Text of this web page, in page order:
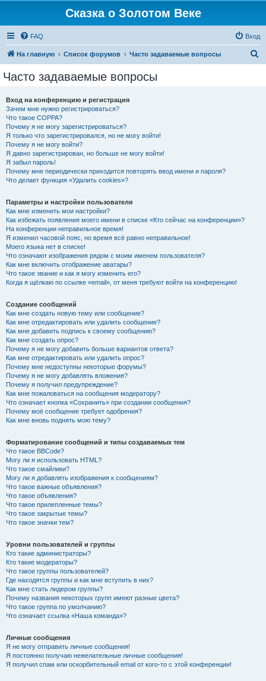
Сказка о Золотом Веке
FAQ Вход
На главную Список форумов Часто задаваемые вопросы
Часто задаваемые вопросы
Вход на конференцию и регистрация
Зачем мне нужно регистрироваться?
Что такое COPPA?
Почему я не могу зарегистрироваться?
Я только что зарегистрировался, но не могу войти!
Почему я не могу войти?
Я давно зарегистрирован, но больше не могу войти!
Я забыл пароль!
Почему мне периодически приходится повторять ввод имени и пароля?
Что делает функция «Удалить cookies»?
Параметры и настройки пользователя
Как мне изменить мои настройки?
Как избежать появления моего имени в списке «Кто сейчас на конференции»?
На конференции неправильное время!
Я изменил часовой пояс, но время всё равно неправильное!
Моего языка нет в списке!
Что означают изображения рядом с моим именем пользователя?
Как мне включить отображение аватары?
Что такое звание и как я могу изменить его?
Когда я щёлкаю по ссылке «email», от меня требуют войти на конференцию!
Создание сообщений
Как мне создать новую тему или сообщение?
Как мне отредактировать или удалить сообщение?
Как мне добавить подпись к своему сообщению?
Как мне создать опрос?
Почему я не могу добавить больше вариантов ответа?
Как мне отредактировать или удалить опрос?
Почему мне недоступны некоторые форумы?
Почему я не могу добавлять вложения?
Почему я получил предупреждение?
Как мне пожаловаться на сообщения модератору?
Что означает кнопка «Сохранить» при создании сообщения?
Почему моё сообщение требует одобрения?
Как мне вновь поднять мою тему?
Форматирование сообщений и типы создаваемых тем
Что такое BBCode?
Могу ли я использовать HTML?
Что такое смайлики?
Могу ли я добавлять изображения к сообщениям?
Что такое важные объявления?
Что такое объявления?
Что такое прилепленные темы?
Что такое закрытые темы?
Что такое значки тем?
Уровни пользователей и группы
Кто такие администраторы?
Кто такие модераторы?
Что такое группы пользователей?
Где находятся группы и как мне вступить в них?
Как мне стать лидером группы?
Почему названия некоторых групп имеют разные цвета?
Что такое группа по умолчанию?
Что означает ссылка «Наша команда»?
Личные сообщения
Я не могу отправить личные сообщения!
Я постоянно получаю нежелательные личные сообщения!
Я получил спам или оскорбительный email от кого-то с этой конференции!